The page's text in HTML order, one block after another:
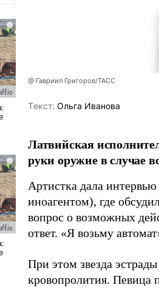
@ Гавриил Григоров/ТАСС
Tекст: Ольга Иванова
Латвийская
руки оружие в случае
Артистка дала
иноагентом), где
вопрос о возможных
ответ. «Я возьму
При этом звезда
кровопролития. Певица